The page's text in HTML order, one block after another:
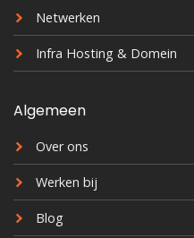
Netwerken
Infra Hosting & Domein
Algemeen
Over ons
Werken bij
Blog